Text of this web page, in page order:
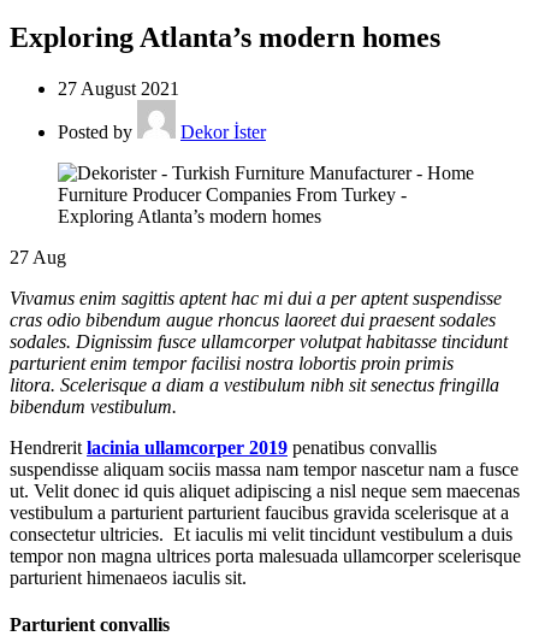
Exploring Atlanta’s modern homes
27 August 2021
Posted by Dekor İster
27 Aug
Vivamus enim sagittis aptent hac mi dui a per aptent suspendisse
cras odio bibendum augue rhoncus laoreet dui praesent sodales
sodales. Dignissim fusce ullamcorper volutpat habitasse tincidunt
parturient enim tempor facilisi nostra lobortis proin primis
litora. Scelerisque a diam a vestibulum nibh sit senectus fringilla
bibendum vestibulum.
Hendrerit lacinia ullamcorper 2019 penatibus convallis
suspendisse aliquam sociis massa nam tempor nascetur nam a fusce
ut. Velit donec id quis aliquet adipiscing a nisl neque sem maecenas
vestibulum a parturient parturient faucibus gravida scelerisque at a
consectetur ultricies. Et iaculis mi velit tincidunt vestibulum a duis
tempor non magna ultrices porta malesuada ullamcorper scelerisque
parturient himenaeos iaculis sit.
Parturient convallis